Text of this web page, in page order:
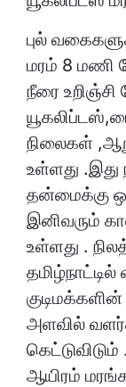
புல்
மரம் 8 மணி
நீரை
நிலைகள்
உள்ளது
தன்மைக்கு
இனிவரும்
உள்ளது .
அளவில்
ஆயிரம்